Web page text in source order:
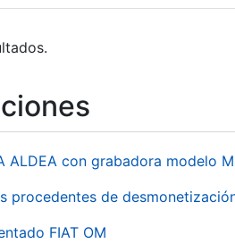
ALDEA con grabadora modelo
procedentes de
FIAT OM